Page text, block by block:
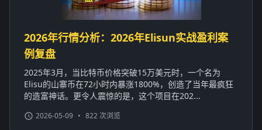
2026年行情分析：2026年Elisun实战盈利案
例复盘
2025年3月，当比特币价格突破15万美元时，一个名为
Elisu的山寨币在72小时内暴涨1800%，创造了当年最疯狂
的造富神话。更令人震惊的是，这个项目在202...
2026-05-09 • 822 次浏览